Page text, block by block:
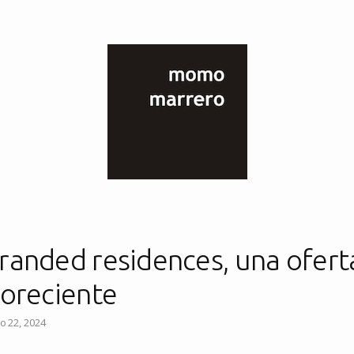
residences, una
22, 2024